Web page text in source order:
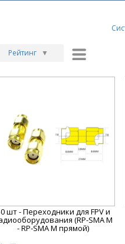
Рейтинг ▼
Цена
Цена ▼
шт - Переходники для FPV и
(RP-SMA M
- RP-SMA M прямой)